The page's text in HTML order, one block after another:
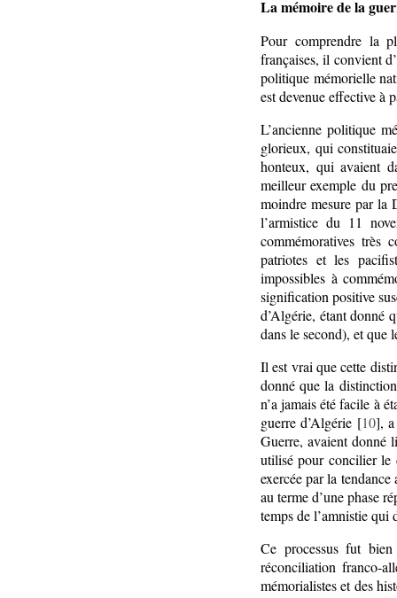
La mémoire de la
Pour comprendre la
françaises, il convient
politique mémorielle
est devenue effective à
L’ancienne politique
glorieux, qui
honteux, qui avaient
meilleur exemple du
moindre mesure par la
l’armistice du 11
commémoratives très
patriotes et les
impossibles à
signification positive
d’Algérie, étant donné
dans le second), et que
Il est vrai que cette
donné que la
n’a jamais été facile à
guerre d’Algérie [10], a
Guerre, avaient donné
utilisé pour concilier le
exercée par la
au terme d’une phase
temps de l’amnistie qui
Ce processus fut
réconciliation franco-
mémorialistes et des